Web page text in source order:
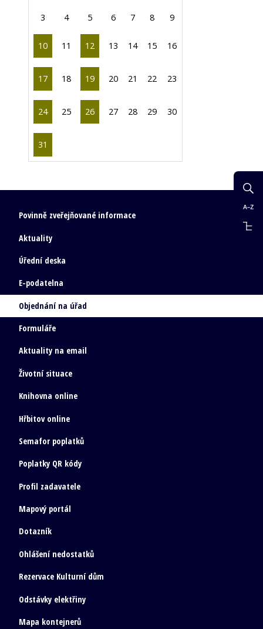
3 4 5 6 7 8 9
10 11 12 13 14 15 16
17 18 19 20 21 22 23
24 25 26 27 28 29 30
31
Povinně zveřejňované informace
Aktuality
Úřední deska
E-podatelna
Objednání na úřad
Formuláře
Aktuality na email
Životní situace
Knihovna online
Hřbitov online
Semafor poplatků
Poplatky QR kódy
Profil zadavatele
Mapový portál
Dotazník
Ohlášení nedostatků
Rezervace Kulturní dům
Odstávky elektřiny
Mapa kontejnerů